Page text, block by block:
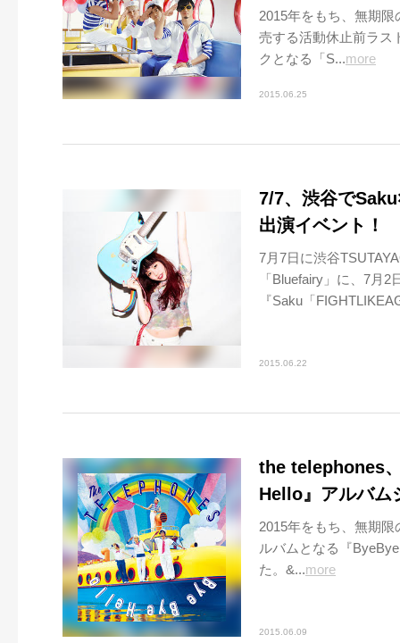
2015年をもち、無期
売する活動休止前ラス
クとなる「S...more
2015.06.25
7/7、渋谷で
出演イベント！
7月7日に渋谷
「Bluefairy」に、7月
『Saku「
2015.06.22
the telephones
Hello』アルバム
2015年をもち、無期
ルバムとなる『
た。&...more
2015.06.09